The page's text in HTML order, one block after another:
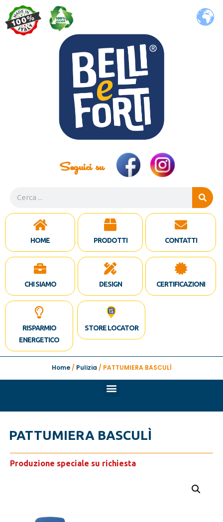
Seguici su
HOME
CHI SIAMO
PRODOTTI
DESIGN
CONTATTI
CERTIFICAZIONI
RISPARMIO
ENERGETICO
STORE LOCATOR
Home/ Pulizia / PATTUMIERA BASCULÌ
PATTUMIERA BASCULÌ
Produzione speciale su richiesta